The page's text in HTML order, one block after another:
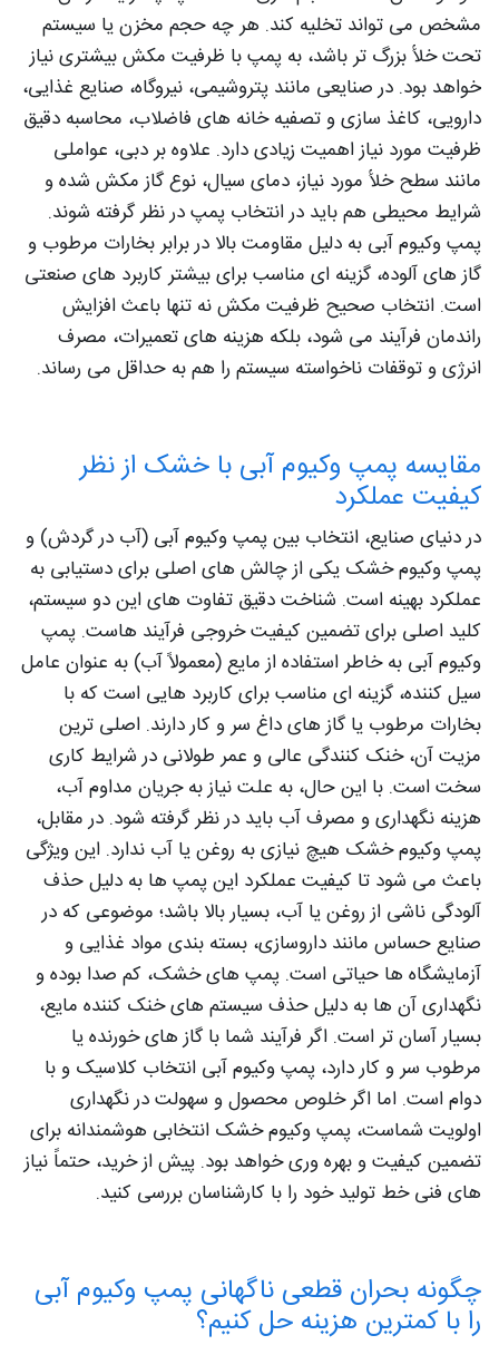
مشخص می‌ تواند تخلیه کند. هر چه حجم مخزن یا سیستم
تحت خلأ بزرگ‌ تر باشد، به پمپ با ظرفیت مکش بیشتری نیاز
خواهد بود. در صنایعی مانند پتروشیمی، نیروگاه، صنایع غذایی،
دارویی، کاغذ سازی و تصفیه‌ خانه‌ های فاضلاب، محاسبه دقیق
ظرفیت مورد نیاز اهمیت زیادی دارد. علاوه بر دبی، عواملی
مانند سطح خلأ مورد نیاز، دمای سیال، نوع گاز مکش شده و
شرایط محیطی هم باید در انتخاب پمپ در نظر گرفته شوند.
پمپ وکیوم آبی به دلیل مقاومت بالا در برابر بخارات مرطوب و
گاز های آلوده، گزینه‌ ای مناسب برای بیشتر کاربرد های صنعتی
است. انتخاب صحیح ظرفیت مکش نه تنها باعث افزایش
راندمان فرآیند می‌ شود، بلکه هزینه‌ های تعمیرات، مصرف
انرژی و توقفات ناخواسته سیستم را هم به حداقل می‌ رساند.
مقایسه پمپ وکیوم آبی با خشک از نظر
کیفیت عملکرد
در دنیای صنایع، انتخاب بین پمپ وکیوم آبی (آب در گردش) و
پمپ وکیوم خشک یکی از چالش‌ های اصلی برای دستیابی به
عملکرد بهینه است. شناخت دقیق تفاوت‌ های این دو سیستم،
کلید اصلی برای تضمین کیفیت خروجی فرآیند هاست. پمپ
وکیوم آبی به خاطر استفاده از مایع (معمولاً آب) به عنوان عامل
سیل‌ کننده، گزینه‌ ای مناسب برای کاربرد هایی است که با
بخارات مرطوب یا گاز های داغ سر و کار دارند. اصلی‌ ترین
مزیت آن، خنک‌ کنندگی عالی و عمر طولانی در شرایط کاری
سخت است. با این حال، به علت نیاز به جریان مداوم آب،
هزینه نگهداری و مصرف آب باید در نظر گرفته شود. در مقابل،
پمپ وکیوم خشک هیچ نیازی به روغن یا آب ندارد. این ویژگی
باعث می‌ شود تا کیفیت عملکرد این پمپ‌ ها به دلیل حذف
آلودگی ناشی از روغن یا آب، بسیار بالا باشد؛ موضوعی که در
صنایع حساس مانند داروسازی، بسته‌ بندی مواد غذایی و
آزمایشگاه‌ ها حیاتی است. پمپ‌ های خشک، کم‌ صدا بوده و
نگهداری آن‌ ها به دلیل حذف سیستم‌ های خنک‌ کننده مایع،
بسیار آسان‌ تر است. اگر فرآیند شما با گاز های خورنده یا
مرطوب سر و کار دارد، پمپ وکیوم آبی انتخاب کلاسیک و با
دوام است. اما اگر خلوص محصول و سهولت در نگهداری
اولویت شماست، پمپ وکیوم خشک انتخابی هوشمندانه برای
تضمین کیفیت و بهره‌ وری خواهد بود. پیش از خرید، حتماً نیاز
های فنی خط تولید خود را با کارشناسان بررسی کنید.
چگونه بحران قطعی ناگهانی پمپ وکیوم آبی
را با کمترین هزینه حل کنیم؟